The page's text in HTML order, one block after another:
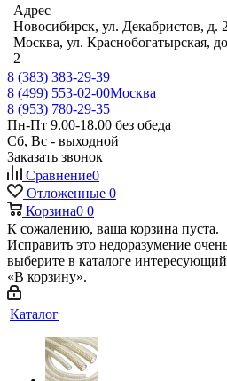
Адрес
Новосибирск, ул. Декабристов, д.
Москва, ул. Краснобогатырская,
2
8 (383) 383-29-39
8 (499) 553-02-00Москва
8 (953) 780-29-35
Пн-Пт 9.00-18.00 без обеда
Сб, Вс - выходной
Заказать звонок
Сравнение0
Отложенные 0
Корзина0 0
К сожалению, ваша корзина пуста.
Исправить это недоразумение
выберите в каталоге
«В корзину».
Каталог